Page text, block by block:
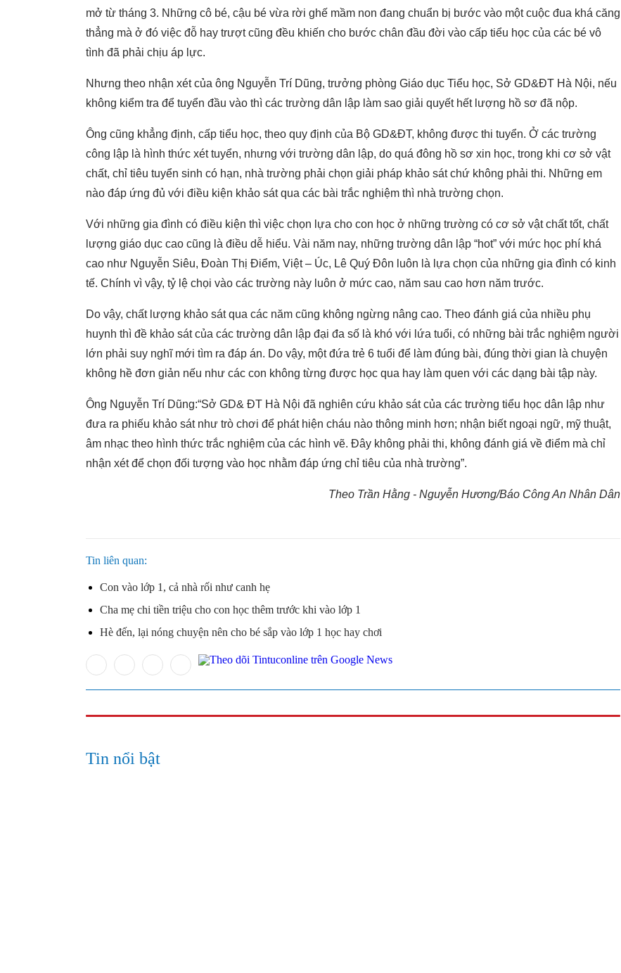
mở từ tháng 3. Những cô bé, cậu bé vừa rời ghế mầm non đang chuẩn bị bước vào một cuộc đua khá căng
thẳng mà ở đó việc đỗ hay trượt cũng đều khiến cho bước chân đầu đời vào cấp tiểu học của các bé vô
tình đã phải chịu áp lực.
Nhưng theo nhận xét của ông Nguyễn Trí Dũng, trưởng phòng Giáo dục Tiểu học, Sở GD&ĐT Hà Nội, nếu
không kiểm tra để tuyển đầu vào thì các trường dân lập làm sao giải quyết hết lượng hồ sơ đã nộp.
Ông cũng khẳng định, cấp tiểu học, theo quy định của Bộ GD&ĐT, không được thi tuyển. Ở các trường
công lập là hình thức xét tuyển, nhưng với trường dân lập, do quá đông hồ sơ xin học, trong khi cơ sở vật
chất, chỉ tiêu tuyển sinh có hạn, nhà trường phải chọn giải pháp khảo sát chứ không phải thi. Những em
nào đáp ứng đủ với điều kiện khảo sát qua các bài trắc nghiệm thì nhà trường chọn.
Với những gia đình có điều kiện thì việc chọn lựa cho con học ở những trường có cơ sở vật chất tốt, chất
lượng giáo dục cao cũng là điều dễ hiểu. Vài năm nay, những trường dân lập “hot” với mức học phí khá
cao như Nguyễn Siêu, Đoàn Thị Điểm, Việt – Úc, Lê Quý Đôn luôn là lựa chọn của những gia đình có kinh
tế. Chính vì vậy, tỷ lệ chọi vào các trường này luôn ở mức cao, năm sau cao hơn năm trước.
Do vậy, chất lượng khảo sát qua các năm cũng không ngừng nâng cao. Theo đánh giá của nhiều phụ
huynh thì đề khảo sát của các trường dân lập đại đa số là khó với lứa tuổi, có những bài trắc nghiệm người
lớn phải suy nghĩ mới tìm ra đáp án. Do vậy, một đứa trẻ 6 tuổi để làm đúng bài, đúng thời gian là chuyện
không hề đơn giản nếu như các con không từng được học qua hay làm quen với các dạng bài tập này.
Ông Nguyễn Trí Dũng:“Sở GD& ĐT Hà Nội đã nghiên cứu khảo sát của các trường tiểu học dân lập như
đưa ra phiếu khảo sát như trò chơi để phát hiện cháu nào thông minh hơn; nhận biết ngoại ngữ, mỹ thuật,
âm nhạc theo hình thức trắc nghiệm của các hình vẽ. Đây không phải thi, không đánh giá về điểm mà chỉ
nhận xét để chọn đối tượng vào học nhằm đáp ứng chỉ tiêu của nhà trường”.
Theo Trần Hằng - Nguyễn Hương/Báo Công An Nhân Dân
Tin liên quan
Con vào lớp 1, cả nhà rối như canh hẹ
Cha mẹ chi tiền triệu cho con học thêm trước khi vào lớp 1
Hè đến, lại nóng chuyện nên cho bé sắp vào lớp 1 học hay chơi
Tin nổi bật